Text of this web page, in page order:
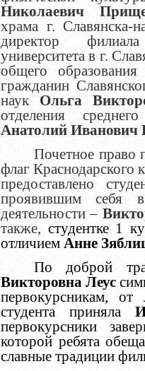
Николаевич
храма г. Славянска-
директор
университета в г.
общего
гражданин
наук Ольга
отделения
Анатолий Иванович
Почетное право
флаг Краснодарского
предоставлено
проявившим себя
деятельности –
также, студентке 1
отличием Анне
По доброй
Викторовна Леус
первокурсникам, от
студента приняла
первокурсники
которой ребята
славные традиции